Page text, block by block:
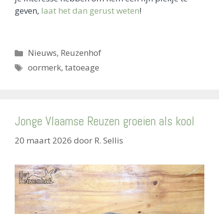
geven, laat het dan gerust weten!
Categorieën
Nieuws, Reuzenhof
Tags
oormerk,tatoeage
Jonge Vlaamse Reuzen groeien als kool
20 maart 2026 door R. Sellis